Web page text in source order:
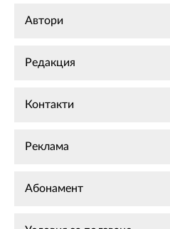
Автори
Редакция
Контакти
Реклама
Абонамент